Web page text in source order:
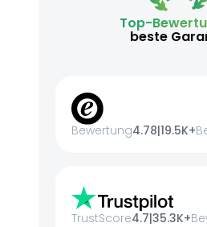
Top-
beste
Bewertung4.78|19.5K+
TrustScore4.7|35.3K+